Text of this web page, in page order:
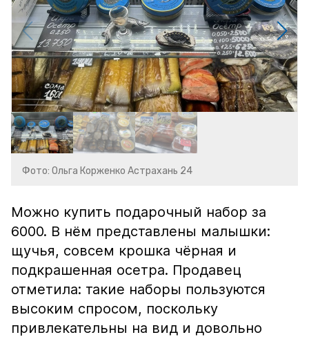
Фото: Ольга Корженко Астрахань 24
Можно купить подарочный набор за
6000. В нём представлены малышки:
щучья, совсем крошка чёрная и
подкрашенная осетра. Продавец
отметила: такие наборы пользуются
высоким спросом, поскольку
привлекательны на вид и довольно